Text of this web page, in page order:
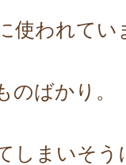
使われてい
のばかり。
しまいそう